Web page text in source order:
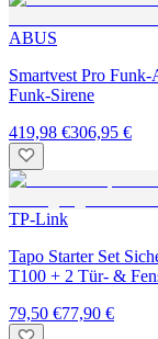
ABUS
Smartvest Pro Funk-
Funk-Sirene
419,98 €306,95 €
TP-Link
Tapo Starter Set
T100 + 2 Tür- &
79,50 €77,90 €